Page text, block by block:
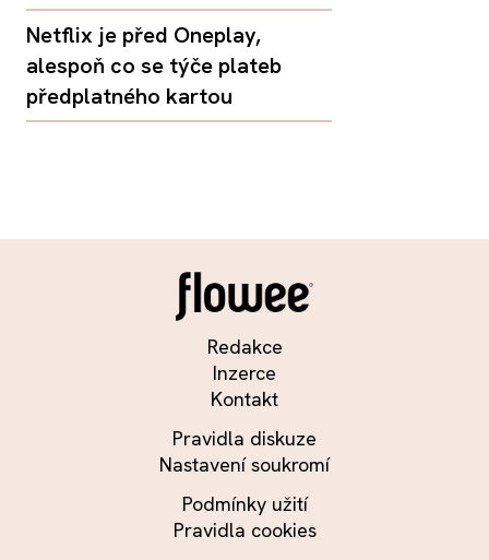
Netflix je před Oneplay,
alespoň co se týče plateb
předplatného kartou
Redakce
Inzerce
Kontakt
Pravidla diskuze
Nastavení soukromí
Podmínky užití
Pravidla cookies